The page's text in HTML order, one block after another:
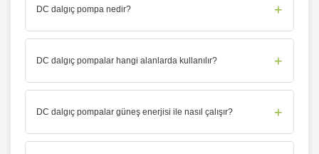
DC dalgıç pompa nedir? +
DC dalgıç pompalar hangi alanlarda kullanılır? +
DC dalgıç pompalar güneş enerjisi ile nasıl çalışır? +